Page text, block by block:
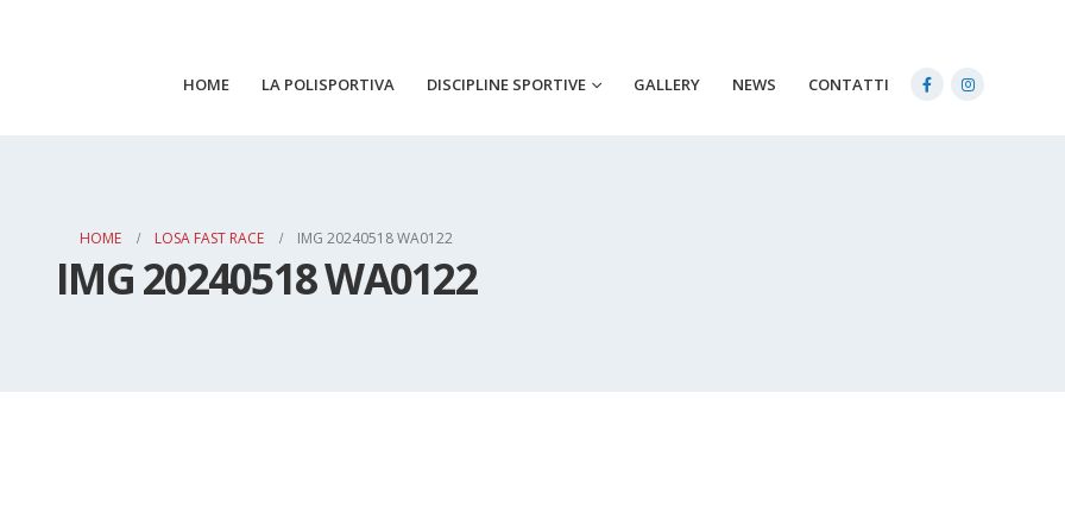
HOME LA POLISPORTIVA DISCIPLINE SPORTIVE GALLERY NEWS CONTATTI
HOME LOSA FAST RACE IMG 20240518 WA0122
IMG 20240518 WA0122